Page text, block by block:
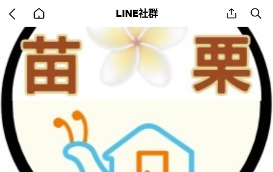
back
home
LINE社群 share